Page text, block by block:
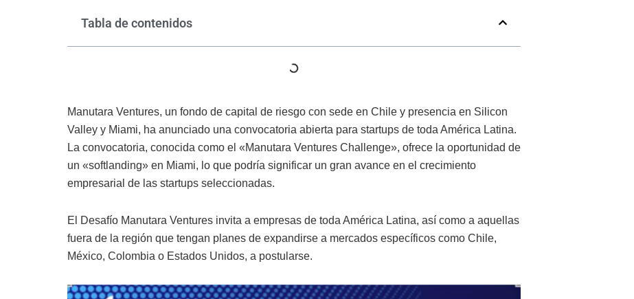
Tabla de contenidos
Manutara Ventures, un fondo de capital de riesgo con sede en Chile y presencia en Silicon
Valley y Miami, ha anunciado una convocatoria abierta para startups de toda América Latina.
La convocatoria, conocida como el «Manutara Ventures Challenge», ofrece la oportunidad de
un «softlanding» en Miami, lo que podría significar un gran avance en el crecimiento
empresarial de las startups seleccionadas.
El Desafío Manutara Ventures invita a empresas de toda América Latina, así como a aquellas
fuera de la región que tengan planes de expandirse a mercados específicos como Chile,
México, Colombia o Estados Unidos, a postularse.